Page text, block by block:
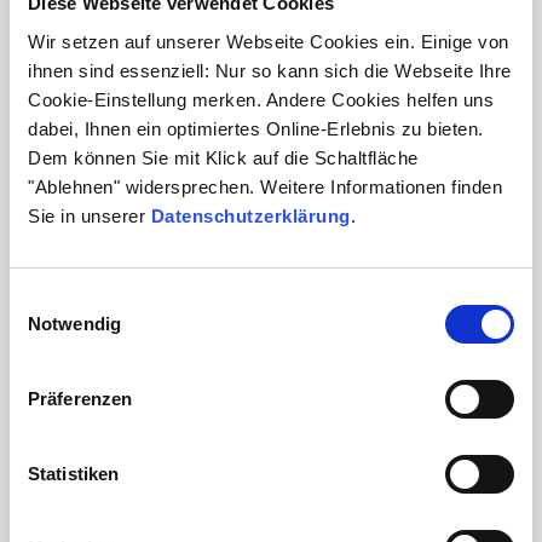
Wir setzen auf unserer Webseite Cookies ein. Einige von
ihnen sind essenziell: Nur so kann sich die Webseite Ihre
Cookie-Einstellung merken. Andere Cookies helfen uns
dabei, Ihnen ein optimiertes Online-Erlebnis zu bieten.
Dem können Sie mit Klick auf die Schaltfläche
"Ablehnen" widersprechen. Weitere Informationen finden
Sie in unserer Datenschutzerklärung.
Notwendig
Präferenzen
Statistiken
Befunde online
wollen. Mit unserer Bioscientia doc.net-App haben Sie